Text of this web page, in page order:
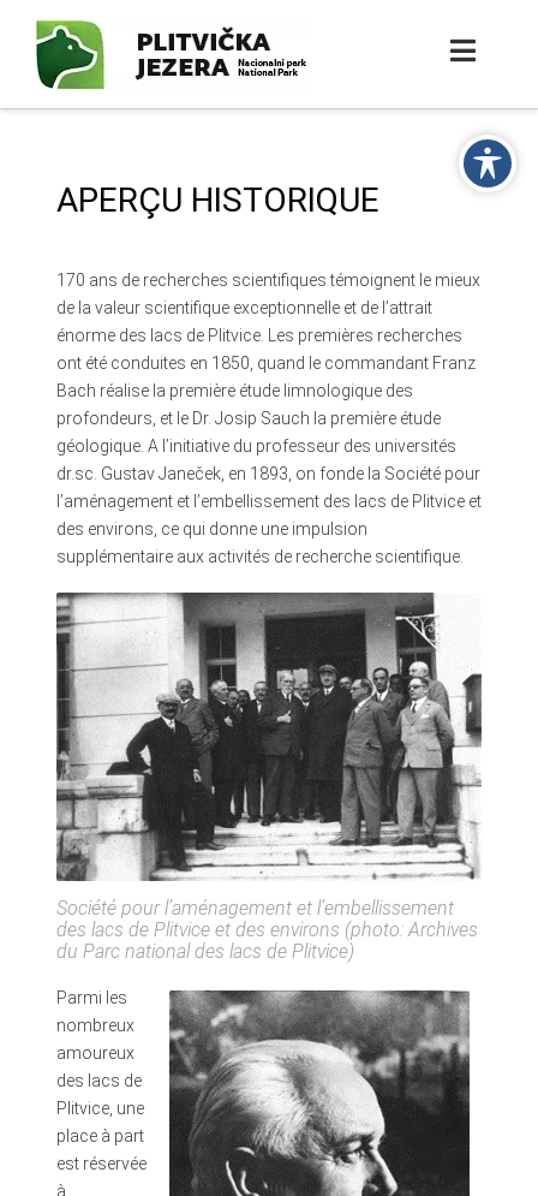
APERÇU HISTORIQUE
170 ans de recherches scientifiques témoignent le mieux
de la valeur scientifique exceptionnelle et de l’attrait
énorme des lacs de Plitvice. Les premières recherches
ont été conduites en 1850, quand le commandant Franz
Bach réalise la première étude limnologique des
profondeurs, et le Dr. Josip Sauch la première étude
géologique. A l’initiative du professeur des universités
dr.sc. Gustav Janeček, en 1893, on fonde la Société pour
l’aménagement et l’embellissement des lacs de Plitvice et
des environs, ce qui donne une impulsion
supplémentaire aux activités de recherche scientifique.
Société pour l’aménagement et l’embellissement
des lacs de Plitvice et des environs (photo: Archives
du Parc national des lacs de Plitvice)
Parmi les
nombreux
amoureux
des lacs de
Plitvice, une
place à part
est réservée
à